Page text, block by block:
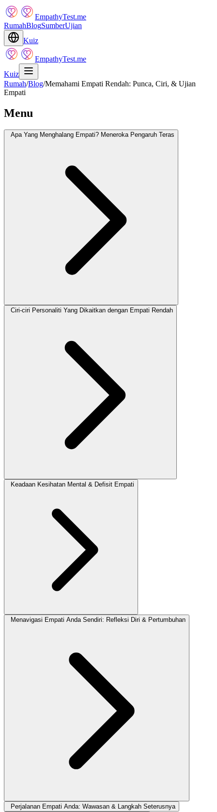
EmpathyTest.me
RumahBlogSumberUjian
Kuiz
EmpathyTest.me
Kuiz
Rumah/Blog/Memahami Empati Rendah: Punca, Ciri, & Ujian
Empati
Menu
Apa Yang Menghalang Empati? Meneroka Pengaruh Teras
Ciri-ciri Personaliti Yang Dikaitkan dengan Empati Rendah
Keadaan Kesihatan Mental & Defisit Empati
Menavigasi Empati Anda Sendiri: Refleksi Diri & Pertumbuhan
Perjalanan Empati Anda: Wawasan & Langkah Seterusnya